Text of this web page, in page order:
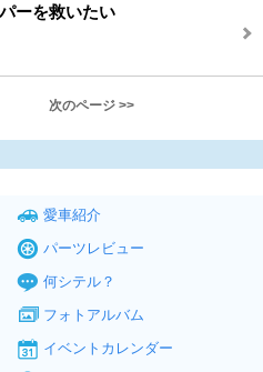
ーを救いたい
次のページ >>
愛車紹介
パーツレビュー
何シテル？
フォトアルバム
イベントカレンダー